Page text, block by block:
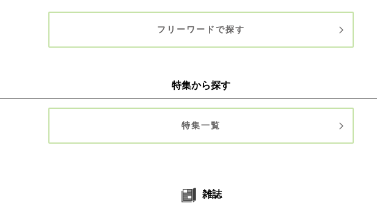
フリーワードで探す
特集から探す
特集一覧
雑誌